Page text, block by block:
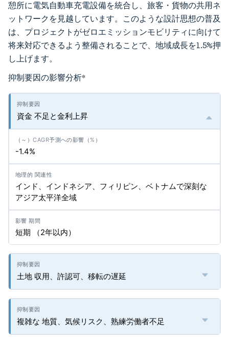
憩所に電気自動車充電設備を統合し、旅客・貨物の共用ネ
ットワークを見越しています。このような設計思想の普及
は、プロジェクトがゼロエミッションモビリティに向けて
将来対応できるよう整備されることで、地域成長を1.5%押
し上げます。
抑制要因の影響分析*
資金 不足と金利上昇
-1.4%
インド、インドネシア、フィリピン、ベトナムで深刻な
アジア太平洋全域
短期 （2年以内）
土地 収用、許認可、移転の遅延
複雑な 地質、気候リスク、熟練労働者不足